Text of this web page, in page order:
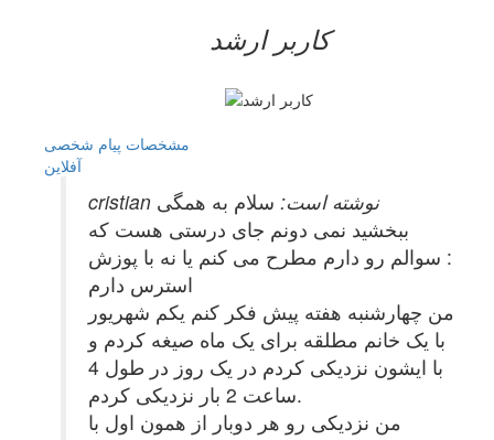
کاربر ارشد
مشخصات پیام شخصی
آفلاين
cristian نوشته است: سلام به همگی
ببخشید نمی دونم جای درستی هست که
سوالم رو دارم مطرح می کنم یا نه با پوزش :
استرس دارم
من چهارشنبه هفته پیش فکر کنم یکم شهریور
با یک خانم مطلقه برای یک ماه صیغه کردم و
با ایشون نزدیکی کردم در یک روز در طول 4
ساعت 2 بار نزدیکی کردم.
من نزدیکی رو هر دوبار از همون اول با